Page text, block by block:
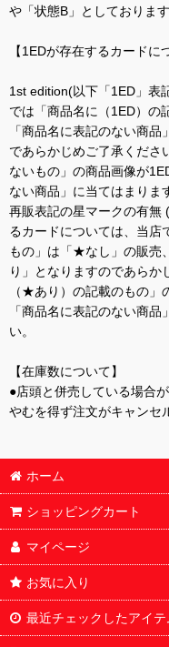
や「状態B」としております
【1EDが存在するカードに
1st edition(以下「1ED」表
では「商品名に（1ED）の
「商品名に表記のない商
であらかじめご了承くださ
ないもの」の商品画像が
ない商品」に当てはまりま
再販表記の星マークの有
るカードについては、当
もの」は「★なし」の販売
り」となりますのであらか
（★あり）の記載のもの」
「商品名に表記のない商
い。
【在庫数について】
●店頭と併売している場合
やむを得ず注文がキャンセ
ホーム
ショッピングカート
マイページ
お気に入り
最近チェックしたアイテ